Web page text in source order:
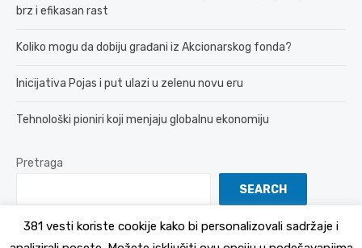
brz i efikasan rast
Koliko mogu da dobiju građani iz Akcionarskog fonda?
Inicijativa Pojas i put ulazi u zelenu novu eru
Tehnološki pioniri koji menjaju globalnu ekonomiju
Pretraga
SEARCH
381 vesti koriste cookije kako bi personalizovali sadržaje i